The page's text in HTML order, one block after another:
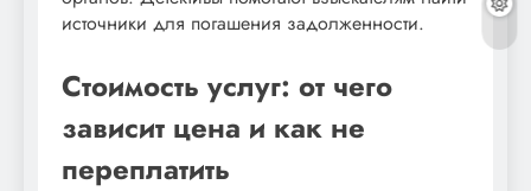
источники для погашения задолженности.
Стоимость услуг: от чего
зависит цена и как не
переплатить